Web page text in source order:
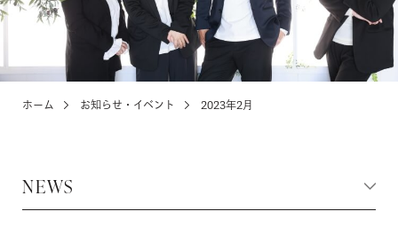
WEDDING フォトウェディング
KIDS
ABOUT
ホーム お知らせ・イベント 2023年2月
NEWS